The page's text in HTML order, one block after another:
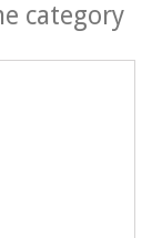
category